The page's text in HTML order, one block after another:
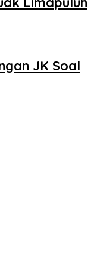
JK Soal